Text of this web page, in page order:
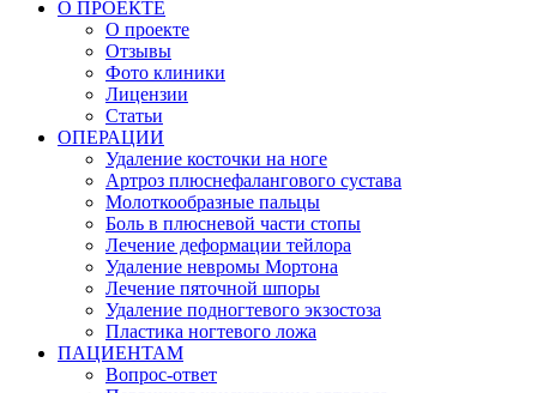
О ПРОЕКТЕ
О проекте
Отзывы
Фото клиники
Лицензии
Статьи
ОПЕРАЦИИ
Удаление косточки на ноге
Артроз плюснефалангового сустава
Молоткообразные пальцы
Боль в плюсневой части стопы
Лечение деформации тейлора
Удаление невромы Мортона
Лечение пяточной шпоры
Удаление подногтевого экзостоза
Пластика ногтевого ложа
ПАЦИЕНТАМ
Вопрос-ответ